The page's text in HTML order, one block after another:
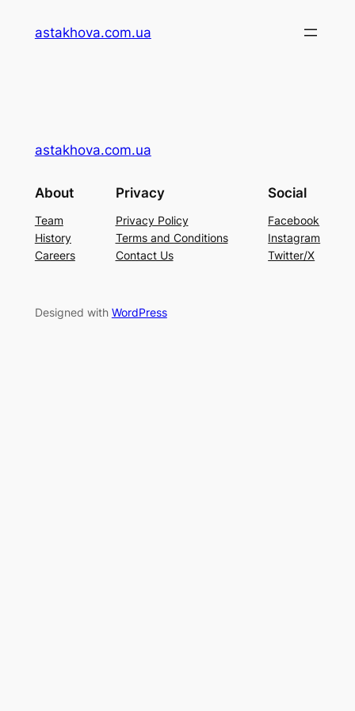
astakhova.com.ua
astakhova.com.ua
About
Team
History
Careers
Privacy
Privacy Policy
Terms and Conditions
Contact Us
Social
Facebook
Instagram
Twitter/X
Designed with WordPress